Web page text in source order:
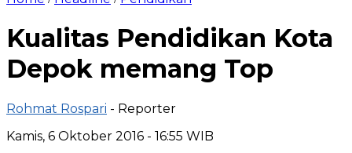
Kualitas Pendidikan Kota
Depok memang Top
Rohmat Rospari - Reporter
Kamis, 6 Oktober 2016 - 16:55 WIB